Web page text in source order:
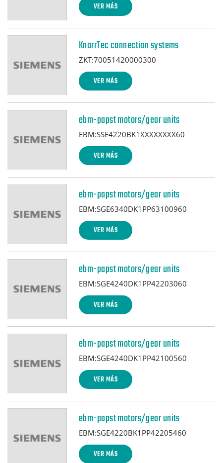
VER MÁS
KnorrTec connection systems
ZKT:70051420000300
VER MÁS
ebm-papst motors/gear units
EBM:SSE4220BK1XXXXXXXX60
VER MÁS
ebm-papst motors/gear units
EBM:SGE6340DK1PP63100960
VER MÁS
ebm-papst motors/gear units
EBM:SGE4240DK1PP42203060
VER MÁS
ebm-papst motors/gear units
EBM:SGE4240DK1PP42100560
VER MÁS
ebm-papst motors/gear units
EBM:SGE4220BK1PP42205460
VER MÁS